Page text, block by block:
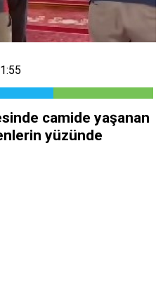
camide yaşanan
yüzünde